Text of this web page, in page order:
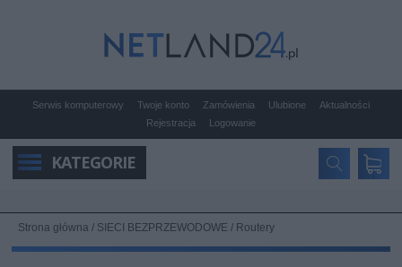
Serwis komputerowy Twoje konto Zamówienia Ulubione
Aktualności
Rejestracja
Logowanie
KATEGORIE
Strona główna / SIECI BEZPRZEWODOWE / Routery